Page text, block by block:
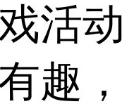
活动
趣，